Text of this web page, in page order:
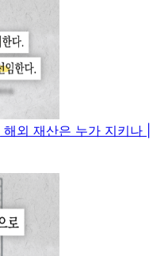
외 재산은 누가 지키나 |